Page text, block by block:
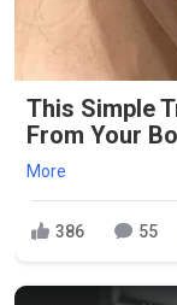
This Simple
From Your
More
386 55